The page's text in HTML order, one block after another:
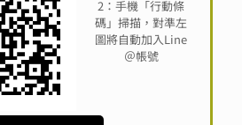
2：手機「行動條
碼」掃描，對準左
圖將自動加入Line
＠帳號